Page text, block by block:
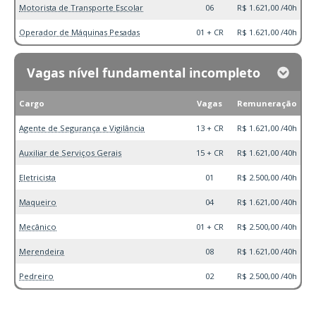
Motorista de Transporte Escolar 06 R$ 1.621,00 /40h
Operador de Máquinas Pesadas 01 + CR R$ 1.621,00 /40h
Vagas nível fundamental incompleto
Cargo Vagas Remuneração
Agente de Segurança e Vigilância 13 + CR R$ 1.621,00 /40h
Auxiliar de Serviços Gerais 15 + CR R$ 1.621,00 /40h
Eletricista 01 R$ 2.500,00 /40h
Maqueiro 04 R$ 1.621,00 /40h
Mecânico 01 + CR R$ 2.500,00 /40h
Merendeira 08 R$ 1.621,00 /40h
Pedreiro 02 R$ 2.500,00 /40h